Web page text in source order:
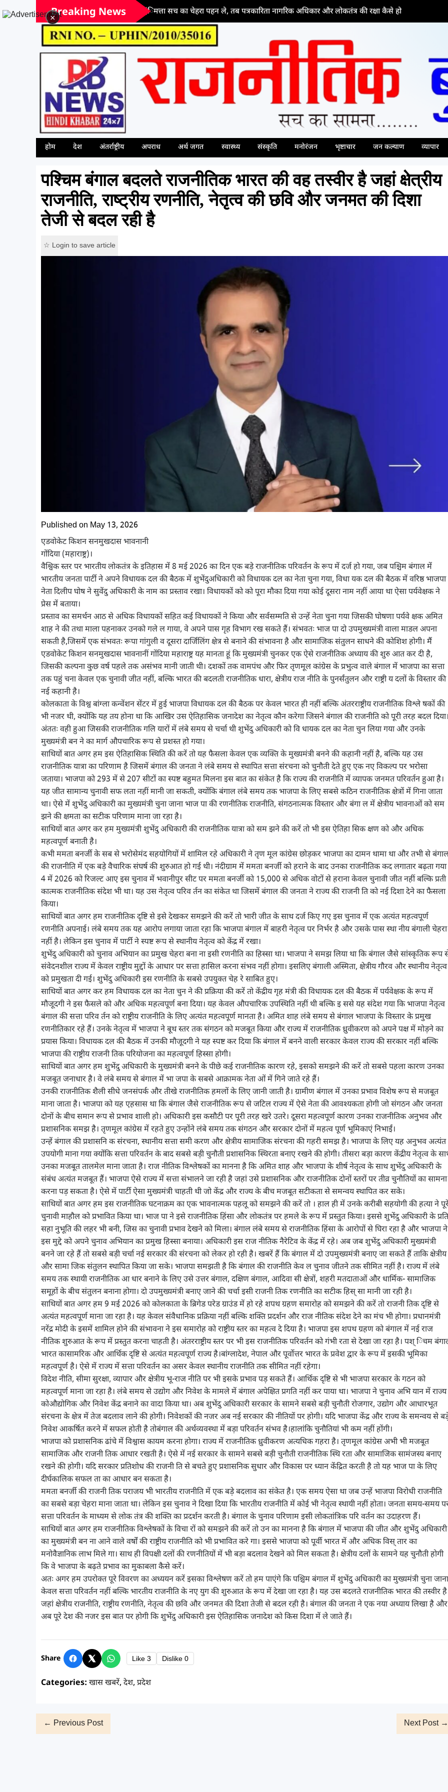
जब कृत्रिम बु(िमत्ता सच का चेहरा पहन ले, तब पत्रकारिता नागरिक अधिकार और लोकतंत्र की रक्षा कैसे हो
Breaking News
होम देश अंतर्राष्ट्रीय अपराध अर्थ जगत स्वास्थ्य संस्कृति मनोरंजन भृष्टाचार जन कल्याण व्यापार
पश्चिम बंगाल बदलते राजनीतिक भारत की वह तस्वीर है जहां क्षेत्रीय
राजनीति, राष्ट्रीय रणनीति, नेतृत्व की छवि और जनमत की दिशा
तेजी से बदल रही है
☆ Login to save article
Published on May 13, 2026
एडवोकेट किशन सनमुखदास भावनानी
गोंदिया (महाराष्ट्र)।
वैश्विक स्तर पर भारतीय लोकतंत्र के इतिहास में 8 मई 2026 का दिन एक बड़े राजनीतिक परिवर्तन के रूप में दर्ज हो गया, जब पश्चिम बंगाल में
भारतीय जनता पार्टी ने अपने विधायक दल की बैठक में शुभेंदुअधिकारी को विधायक दल का नेता चुना गया, विधा यक दल की बैठक में वरिष्ठ भाजपा
नेता दिलीप घोष ने सुवेंदु अधिकारी के नाम का प्रस्ताव रखा। विधायकों को को पूरा मौका दिया गया कोई दूसरा नाम नहीं आया था ऐसा पर्यवेक्षक ने
प्रेस में बताया।
प्रस्ताव का समर्थन आठ से अधिक विधायकों सहित कई विधायकों ने किया और सर्वसम्मति से उन्हें नेता चुना गया जिसकी घोषणा पर्यवे क्षक अमित
शाह ने की तथा माला पहनाकर उनको गले ल गाया, वे अपने पास गृह विभाग रख सकते हैं। संभवतः भाज पा दो उपमुख्यमंत्री वाला माडल अपना
सकती है,जिसमें एक संभवतः रूपा गांगुली व दूसरा दार्जिलिंग क्षेत्र से बनाने की संभावना है और सामाजिक संतुलन साधने की कोशिश होगी। मैं
एडवोकेट किशन सनमुखदास भावनानीं गोंदिया महाराष्ट्र यह मानता हूं कि मुख्यमंत्री चुनकर एक ऐसे राजनीतिक अध्याय की शुरु आत कर दी है,
जिसकी कल्पना कुछ वर्ष पहले तक असंभव मानी जाती थी। दशकों तक वामपंथ और फिर तृणमूल कांग्रेस के प्रभुत्व वाले बंगाल में भाजपा का सत्ता
तक पहुं चना केवल एक चुनावी जीत नहीं, बल्कि भारत की बदलती राजनीतिक धारा, क्षेत्रीय राज नीति के पुनर्संतुलन और राष्ट्री य दलों के विस्तार की
नई कहानी है।
कोलकाता के विश्व बांग्ला कन्वेंशन सेंटर में हुई भाजपा विधायक दल की बैठक पर केवल भारत ही नहीं बल्कि अंतरराष्ट्रीय राजनीतिक विश्ले षकों की
भी नजर थी, क्योंकि यह तय होना था कि आखिर उस ऐतिहासिक जनादेश का नेतृत्व कौन करेगा जिसने बंगाल की राजनीति को पूरी तरह बदल
अंततः वही हुआ जिसकी राजनीतिक गलि यारों में लंबे समय से चर्चा थी शुभेंदु अधिकारी को वि धायक दल का नेता चुन लिया गया और उनके
मुख्यमंत्री बन ने का मार्ग औपचारिक रूप से प्रशस्त हो गया।
साथियों बात अगर हम इस ऐतिहासिक स्थिति की करें तो यह फैसला केवल एक व्यक्ति के मुख्यमंत्री बनने की कहानी नहीं है, बल्कि यह उस
राजनीतिक यात्रा का परिणाम है जिसमें बंगाल की जनता ने लंबे समय से स्थापित सत्ता संरचना को चुनौती देते हुए एक नए विकल्प पर भरोसा
जताया। भाजपा को 293 में से 207 सीटों का स्पष्ट बहुमत मिलना इस बात का संकेत है कि राज्य की राजनीति में व्यापक जनमत परिवर्तन हुआ है।
यह जीत सामान्य चुनावी सफ लता नहीं मानी जा सकती, क्योंकि बंगाल लंबे समय तक भाजपा के लिए सबसे कठिन राजनीतिक क्षेत्रों में गिना जाता
था। ऐसे में शुभेंदु अधिकारी का मुख्यमंत्री चुना जाना भाज पा की रणनीतिक राजनीति, संगठनात्मक विस्तार और बंगा ल में क्षेत्रीय भावनाओं को सम
झने की क्षमता का सटीक परिणाम माना जा रहा है।
साथियों बात अगर कर हम मुख्यमंत्री शुभेंदु अधिकारी की राजनीतिक यात्रा को सम झने की करें तो भी इस ऐतिहा सिक क्षण को और अधिक
महत्वपूर्ण बनाती है।
कभी ममता बनर्जी के सब से भरोसेमंद सहयोगियों में शामिल रहे अधिकारी ने तृण मूल कांग्रेस छोड़कर भाजपा का दामन थामा था और तभी से
की राजनीति में एक बड़े वैचारिक संघर्ष की शुरुआत हो गई थी। नंदीग्राम में ममता बनर्जी को हराने के बाद उनका राजनीतिक कद लगातार बढ़ता
4 में 2026 को रिजल्ट आए इस चुनाव में भवानीपुर सीट पर ममता बनर्जी को 15,000 से अधिक वोटों से हराना केवल चुनावी जीत नहीं बल्कि प्रती
कात्मक राजनीतिक संदेश भी था। यह उस नेतृत्व परिव र्तन का संकेत था जिसमें बंगाल की जनता ने राज्य की राजनी ति को नई दिशा देने का फैसला
किया।
साथियों बात अगर हम राजनीतिक दृष्टि से इसे देखकर समझने की करें तो भारी जीत के साथ दर्ज किए गए इस चुनाव में एक अत्यंत महत्वपूर्ण
रणनीति अपनाई। लंबे समय तक यह आरोप लगाया जाता रहा कि भाजपा बंगाल में बाहरी नेतृत्व पर निर्भर है और उसके पास स्था नीय बंगाली चेहरा
नहीं है। लेकिन इस चुनाव में पार्टी ने स्पष्ट रूप से स्थानीय नेतृत्व को केंद्र में रखा।
शुभेंदु अधिकारी को चुनाव अभियान का प्रमुख चेहरा बना ना इसी रणनीति का हिस्सा था। भाजपा ने समझ लिया था कि बंगाल जैसे सांस्कृतिक रूप
संवेदनशील राज्य में केवल राष्ट्रीय मुद्दों के आधार पर सत्ता हासिल करना संभव नहीं होगा। इसलिए बंगाली अस्मिता, क्षेत्रीय गौरव और स्थानीय नेतृत्व
को प्रमुखता दी गई। शुभेंदु अधिकारी इस रणनीति के सबसे उपयुक्त चेह रे साबित हुए।
साथियों बात अगर कर हम विधायक दल का नेता चुन ने की प्रक्रिया की करें तो केंद्रीय गृह मंत्री की विधायक दल की बैठक में पर्यवेक्षक के रूप में
मौजूदगी ने इस फैसले को और अधिक महत्वपूर्ण बना दिया। यह केवल औपचारिक उपस्थिति नहीं थी बल्कि इ ससे यह संदेश गया कि भाजपा नेतृत्व
बंगाल की सत्ता परिव र्तन को राष्ट्रीय राजनीति के लिए अत्यंत महत्वपूर्ण मानता है। अमित शाह लंबे समय से बंगाल भाजपा के विस्तार के प्रमुख
रणनीतिकार रहे हैं। उनके नेतृत्व में भाजपा ने बूथ स्तर तक संगठन को मजबूत किया और राज्य में राजनीतिक ध्रुवीकरण को अपने पक्ष में मोड़ने का
प्रयास किया। विधायक दल की बैठक में उनकी मौजूदगी ने यह स्पष्ट कर दिया कि बंगाल में बनने वाली सरकार केवल राज्य की सरकार नहीं बल्कि
भाजपा की राष्ट्रीय राजनी तिक परियोजना का महत्वपूर्ण हिस्सा होगी।
साथियों बात अगर हम शुभेंदु अधिकारी के मुख्यमंत्री बनने के पीछे कई राजनीतिक कारण रहे, इसको समझने की करें तो सबसे पहला कारण उनका
मजबूत जनाधार है। वे लंबे समय से बंगाल में भा जपा के सबसे आक्रामक नेता ओं में गिने जाते रहे हैं।
उनकी राजनीतिक शैली सीधे जनसंपर्क और तीखे राजनीतिक हमलों के लिए जानी जाती है। ग्रामीण बंगाल में उनका प्रभाव विशेष रूप से मजबूत
माना जाता है। भाजपा को यह एहसास था कि बंगाल जैसे राजनीतिक रूप से जटिल राज्य में ऐसे नेता की आवश्यकता होगी जो संगठन और जनता
दोनों के बीच समान रूप से प्रभाव शाली हो। अधिकारी इस कसौटी पर पूरी तरह खरे उतरे। दूसरा महत्वपूर्ण कारण उनका राजनीतिक अनुभव और
प्रशासनिक समझ है। तृणमूल कांग्रेस में रहते हुए उन्होंने लंबे समय तक संगठन और सरकार दोनों में महत्व पूर्ण भूमिकाएं निभाईं।
उन्हें बंगाल की प्रशासनि क संरचना, स्थानीय सत्ता समी करण और क्षेत्रीय सामाजिक संरचना की गहरी समझ है। भाजपा के लिए यह अनुभव अत्यंत
उपयोगी माना गया क्योंकि सत्ता परिवर्तन के बाद सबसे बड़ी चुनौती प्रशासनिक स्थिरता बनाए रखने की होगी। तीसरा बड़ा कारण केंद्रीय नेतृत्व के
उनका मजबूत तालमेल माना जाता है। राज नीतिक विश्लेषकों का मानना है कि अमित शाह और भाजपा के शीर्ष नेतृत्व के साथ शुभेंदु अधिकारी के
संबंध अत्यंत मजबूत हैं। भाजपा ऐसे राज्य में सत्ता संभालने जा रही है जहां उसे प्रशासनिक और राजनीतिक दोनों स्तरों पर तीव्र चुनौतियों का सामना
करना पड़ सकता है। ऐसे में पार्टी ऐसा मुख्यमंत्री चाहती थी जो केंद्र और राज्य के बीच मजबूत सटीकता से समन्वय स्थापित कर सके।
साथियों बात अगर हम इस राजनीतिक घटनाक्रम का एक भावनात्मक पहलू को समझने की करें तो । हाल ही में उनके करीबी सहयोगी की हत्या ने
चुनावी माहौल को प्रभावित किया था। भाज पा ने इसे राजनीतिक हिंसा और लोकतंत्र पर हमले के रूप में प्रस्तुत किया। इससे शुभेंदु अधिकारी के प्रति
सहा नुभूति की लहर भी बनी, जिस का चुनावी प्रभाव देखने को मिला। बंगाल लंबे समय से राजनीतिक हिंसा के आरोपों से घिरा रहा है और भाजपा ने
इस मुद्दे को अपने चुनाव अभियान का प्रमुख हिस्सा बनाया। अधिकारी इस राज नीतिक नैरेटिव के केंद्र में रहे। अब जब शुभेंदु अधिकारी मुख्यमंत्री
बनने जा रहे हैं तो सबसे बड़ी चर्चा नई सरकार की संरचना को लेकर हो रही है। खबरें हैं कि बंगाल में दो उपमुख्यमंत्री बनाए जा सकते हैं ताकि क्षेत्रीय
और सामा जिक संतुलन स्थापित किया जा सके। भाजपा समझती है कि बंगाल की राजनीति केव ल चुनाव जीतने तक सीमित नहीं है। राज्य में लंबे
समय तक स्थायी राजनीतिक आ धार बनाने के लिए उसे उत्तर बंगाल, दक्षिण बंगाल, आदिवा सी क्षेत्रों, शहरी मतदाताओं और धार्मिक- सामाजिक
समूहों के बीच संतुलन बनाना होगा। दो उपमुख्यमंत्री बनाए जाने की चर्चा इसी राजनी तिक रणनीति का सटीक हिस् सा मानी जा रही है।
साथियों बात अगर हम 9 मई 2026 को कोलकाता के ब्रिगेड परेड ग्राउंड में हो रहे शपथ ग्रहण समारोह को समझने की करें तो राजनी तिक दृष्टि से
अत्यंत महत्वपूर्ण माना जा रहा है। यह केवल संवैधानिक प्रक्रिया नहीं बल्कि शक्ति प्रदर्शन और राज नीतिक संदेश देने का मंच भी होगा। प्रधानमंत्री
नरेंद्र मोदी के इसमें शामिल होने की संभावना ने इस समारोह को राष्ट्रीय स्तर का महत्व दे दिया है। भाजपा इस शपथ ग्रहण को बंगाल में नई राज
नीतिक शुरुआत के रूप में प्रस्तुत करना चाहती है। अंतरराष्ट्रीय स्तर पर भी इस राजनीतिक परिवर्तन को गंभी रता से देखा जा रहा है। पश् िचम
भारत कासामरिक और आर्थिक दृष्टि से अत्यंत महत्वपूर्ण राज्य है।बांग्लादेश, नेपाल और पूर्वोत्तर भारत के प्रवेश द्वार के रूप में इसकी भूमिका
महत्वपूर्ण है। ऐसे में राज्य में सत्ता परिवर्तन का असर केवल स्थानीय राजनीति तक सीमित नहीं रहेगा।
विदेश नीति, सीमा सुरक्षा, व्यापार और क्षेत्रीय भू-राज नीति पर भी इसके प्रभाव पड़ सकते हैं। आर्थिक दृष्टि से भी भाजपा सरकार के गठन को
महत्वपूर्ण माना जा रहा है। लंबे समय से उद्योग और निवेश के मामले में बंगाल अपेक्षित प्रगति नहीं कर पाया था। भाजपा ने चुनाव अभि यान में राज्य
कोऔद्योगिक और निवेश केंद्र बनाने का वादा किया था। अब शुभेंदु अधिकारी सरकार के सामने सबसे बड़ी चुनौती रोजगार, उद्योग और आधारभूत
संरचना के क्षेत्र में तेज बदलाव लाने की होगी। निवेशकों की नजर अब नई सरकार की नीतियों पर होगी। यदि भाजपा केंद्र और राज्य के समन्वय से
निवेश आकर्षित करने में सफल होती है तोबंगाल की अर्थव्यवस्था में बड़ा परिवर्तन संभव है।हालांकि चुनौतियां भी कम नहीं होंगी।
भाजपा को प्रशासनिक ढांचे में विश्वास कायम करना होगा। राज्य में राजनीतिक ध्रुवीकरण अत्यधिक गहरा है। तृणमूल कांग्रेस अभी भी मजबूत
सामाजिक और राजनी तिक आधार रखती है। ऐसे में नई सरकार के सामने सबसे बड़ी चुनौती राजनीतिक स्थि रता और सामाजिक सामंजस्य बनाए
रखने की होगी। यदि सरकार प्रतिशोध की राजनी ति से बचते हुए प्रशासनिक सुधार और विकास पर ध्यान केंद्रित करती है तो यह भाज पा के लिए
दीर्घकालिक सफल ता का आधार बन सकता है।
ममता बनर्जी की राजनी तिक पराजय भी भारतीय राजनीति में एक बड़े बदलाव का संकेत है। एक समय ऐसा था जब उन्हें भाजपा विरोधी राजनीति
का सबसे बड़ा चेहरा माना जाता था। लेकिन इस चुनाव ने दिखा दिया कि भारतीय राजनीति में कोई भी नेतृत्व स्थायी नहीं होता। जनता समय-समय
सत्ता परिवर्तन के माध्यम से लोक तंत्र की शक्ति का प्रदर्शन करती है। बंगाल के चुनाव परिणाम इसी लोकतांत्रिक परि वर्तन का उदाहरण हैं।
साथियों बात अगर हम राजनीतिक विश्लेषकों के विचा रों को समझने की करें तो उन का मानना है कि बंगाल में भाजपा की जीत और शुभेंदु अधिकारी
का मुख्यमंत्री बन ना आने वाले वर्षों की राष्ट्रीय राजनीति को भी प्रभावित करे गा। इससे भाजपा को पूर्वी भारत में और अधिक विस् तार का
मनोवैज्ञानिक लाभ मिले गा। साथ ही विपक्षी दलों की रणनीतियों में भी बड़ा बदलाव देखने को मिल सकता है। क्षेत्रीय दलों के सामने यह चुनौती होगी
कि वे भाजपा के बढ़ते प्रभाव का मुकाबला कैसे करें।
अतः अगर हम उपरोक्त पूरे विवरण का अध्ययन करें इसका विश्लेषण करें तो हम पाएंगे कि पश्चिम बंगाल में शुभेंदु अधिकारी का मुख्यमंत्री चुना जाना
केवल सत्ता परिवर्तन नहीं बल्कि भारतीय राजनीति के नए युग की शुरुआत के रूप में देखा जा रहा है। यह उस बदलते राजनीतिक भारत की तस्वीर है
जहां क्षेत्रीय राजनीति, राष्ट्रीय रणनीति, नेतृत्व की छवि और जनमत की दिशा तेजी से बदल रही है। बंगाल की जनता ने एक नया अध्याय लिखा है और
अब पूरे देश की नजर इस बात पर होगी कि शुभेंदु अधिकारी इस ऐतिहासिक जनादेश को किस दिशा में ले जाते हैं।
Share Like 3 Dislike 0
Categories: खास खबरें, देश, प्रदेश
← Previous Post Next Post →
×